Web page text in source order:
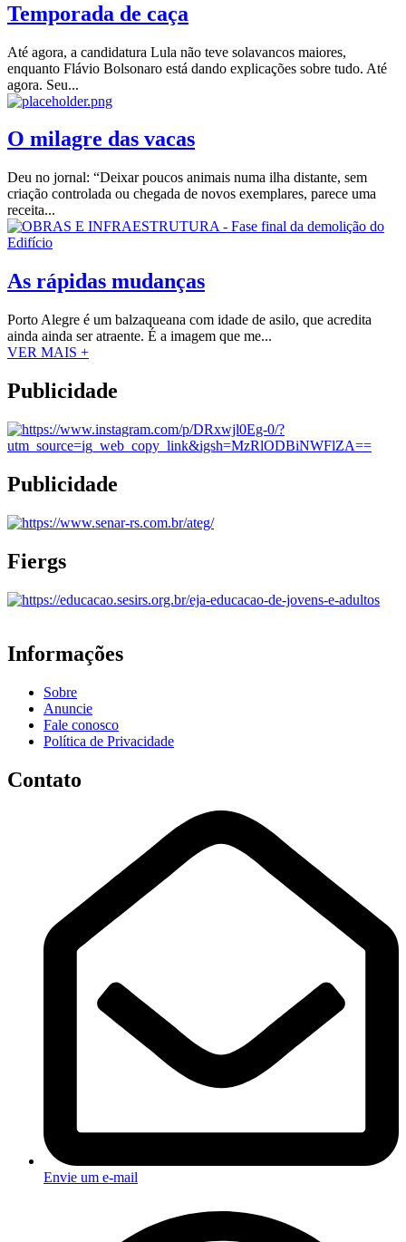
Temporada de caça
Até agora, a candidatura Lula não teve solavancos maiores,
enquanto Flávio Bolsonaro está dando explicações sobre tudo. Até
agora. Seu...
O milagre das vacas
Deu no jornal: “Deixar poucos animais numa ilha distante, sem
criação controlada ou chegada de novos exemplares, parece uma
receita...
As rápidas mudanças
Porto Alegre é um balzaqueana com idade de asilo, que acredita
ainda ainda ser atraente. É a imagem que me...
VER MAIS +
Publicidade
Publicidade
Fiergs
Informações
Sobre
Anuncie
Fale conosco
Política de Privacidade
Contato
Envie um e-mail